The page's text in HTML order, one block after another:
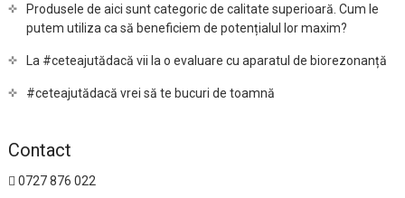
Produsele de aici sunt categoric de calitate superioară. Cum le
putem utiliza ca să beneficiem de potențialul lor maxim?
La #ceteajutădacă vii la o evaluare cu aparatul de biorezonanță
#ceteajutădacă vrei să te bucuri de toamnă
Contact
0727 876 022